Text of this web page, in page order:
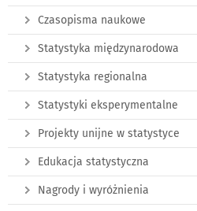
Czasopisma naukowe
Statystyka międzynarodowa
Statystyka regionalna
Statystyki eksperymentalne
Projekty unijne w statystyce
Edukacja statystyczna
Nagrody i wyróżnienia